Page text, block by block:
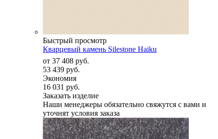
Быстрый просмотр
Кварцевый камень Silestone Haiku
от 37 408 руб.
53 439 руб.
Экономия
16 031 руб.
Заказать изделие
Наши менеджеры обязательно свяжутся с вами и
уточнят условия заказа